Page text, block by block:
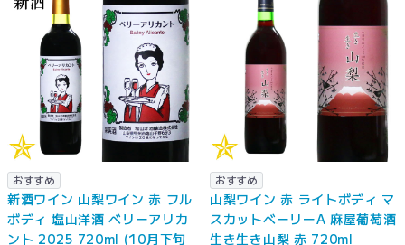
おすすめ
新酒ワイン 山梨ワイン 赤 フル
ボディ 塩山洋酒 ベリーアリカ
ント 2025 720ml (10月下旬
おすすめ
山梨ワイン 赤 ライトボディ マ
スカットベーリーA 麻屋葡萄酒
生き生き山梨 赤 720ml